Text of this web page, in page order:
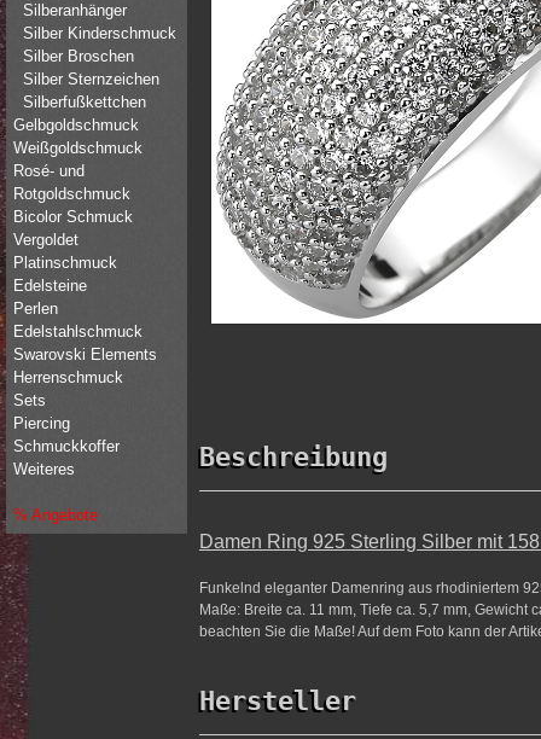
Beschreibung
Damen Ring 925 Sterling Silber mit
Funkelnd eleganter Damenring aus rhodiniertem
Maße: Breite ca. 11 mm, Tiefe ca. 5,7 mm, Gewicht
beachten Sie die Maße! Auf dem Foto kann der
Hersteller
Silberanhänger
Silber Kinderschmuck
Silber Broschen
Silber Sternzeichen
Silberfußkettchen
Gelbgoldschmuck
Weißgoldschmuck
Rosé- und
Rotgoldschmuck
Bicolor Schmuck
Vergoldet
Platinschmuck
Edelsteine
Perlen
Edelstahlschmuck
Swarovski Elements
Herrenschmuck
Sets
Piercing
Schmuckkoffer
Weiteres
% Angebote